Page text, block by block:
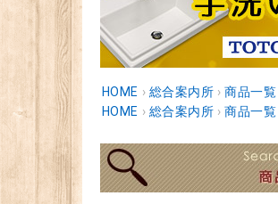
HOME › 総合案内所 › 商品一覧
HOME › 総合案内所 › 商品一覧